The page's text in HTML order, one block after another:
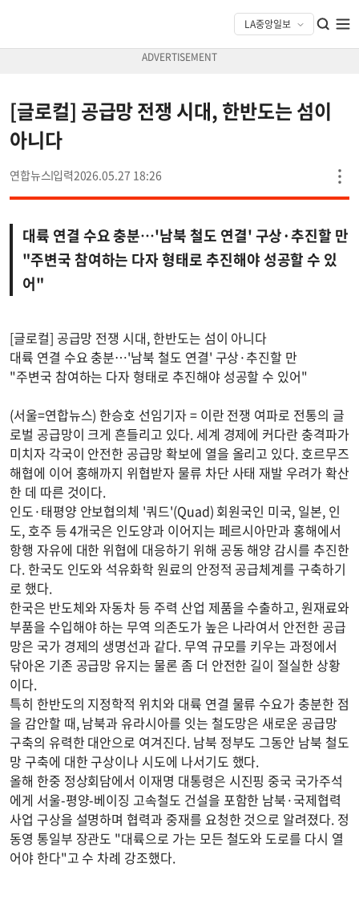
[글로컬] 공급망 전쟁 시대, 한반도는 섬이
아니다
연합뉴스 2026.05.27 18:26
대륙 연결 수요 충분…'남북 철도 연결' 구상·추진할 만
"주변국 참여하는 다자 형태로 추진해야 성공할 수 있
어"
[글로컬] 공급망 전쟁 시대, 한반도는 섬이 아니다
대륙 연결 수요 충분…'남북 철도 연결' 구상·추진할 만
"주변국 참여하는 다자 형태로 추진해야 성공할 수 있어"
(서울=연합뉴스) 한승호 선임기자 = 이란 전쟁 여파로 전통의 글
로벌 공급망이 크게 흔들리고 있다. 세계 경제에 커다란 충격파가
미치자 각국이 안전한 공급망 확보에 열을 올리고 있다. 호르무즈
해협에 이어 홍해까지 위협받자 물류 차단 사태 재발 우려가 확산
한 데 따른 것이다.
인도·태평양 안보협의체 '쿼드'(Quad) 회원국인 미국, 일본, 인
도, 호주 등 4개국은 인도양과 이어지는 페르시아만과 홍해에서
항행 자유에 대한 위협에 대응하기 위해 공동 해양 감시를 추진한
다. 한국도 인도와 석유화학 원료의 안정적 공급체계를 구축하기
로 했다.
한국은 반도체와 자동차 등 주력 산업 제품을 수출하고, 원재료와
부품을 수입해야 하는 무역 의존도가 높은 나라여서 안전한 공급
망은 국가 경제의 생명선과 같다. 무역 규모를 키우는 과정에서
닦아온 기존 공급망 유지는 물론 좀 더 안전한 길이 절실한 상황
이다.
특히 한반도의 지정학적 위치와 대륙 연결 물류 수요가 충분한 점
을 감안할 때, 남북과 유라시아를 잇는 철도망은 새로운 공급망
구축의 유력한 대안으로 여겨진다. 남북 정부도 그동안 남북 철도
망 구축에 대한 구상이나 시도에 나서기도 했다.
올해 한중 정상회담에서 이재명 대통령은 시진핑 중국 국가주석
에게 서울-평양-베이징 고속철도 건설을 포함한 남북·국제협력
사업 구상을 설명하며 협력과 중재를 요청한 것으로 알려졌다. 정
동영 통일부 장관도 "대륙으로 가는 모든 철도와 도로를 다시 열
어야 한다"고 수 차례 강조했다.